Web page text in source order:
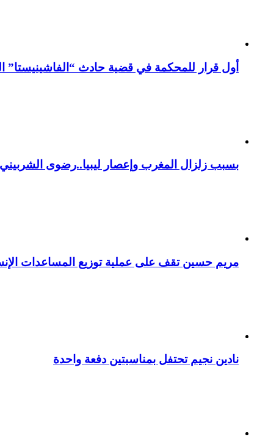
أول قرار للمحكمة في قضية حادث “الفاشينيستا”
بسبب زلزال المغرب وإعصار ليبيا..رضوى الشربيني
مريم حسين تقف على عملية توزيع المساعدات
نادين نجيم تحتفل بمناسبتين دفعة واحدة